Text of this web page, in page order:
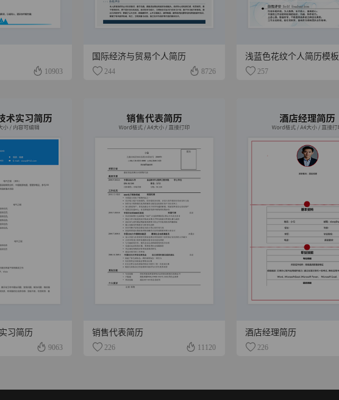
10903
国际经济与贸易个人简历
244 8726
浅蓝色花纹个人简历模板
257
习简历
9063
销售代表简历
226 11120
酒店经理简历
226